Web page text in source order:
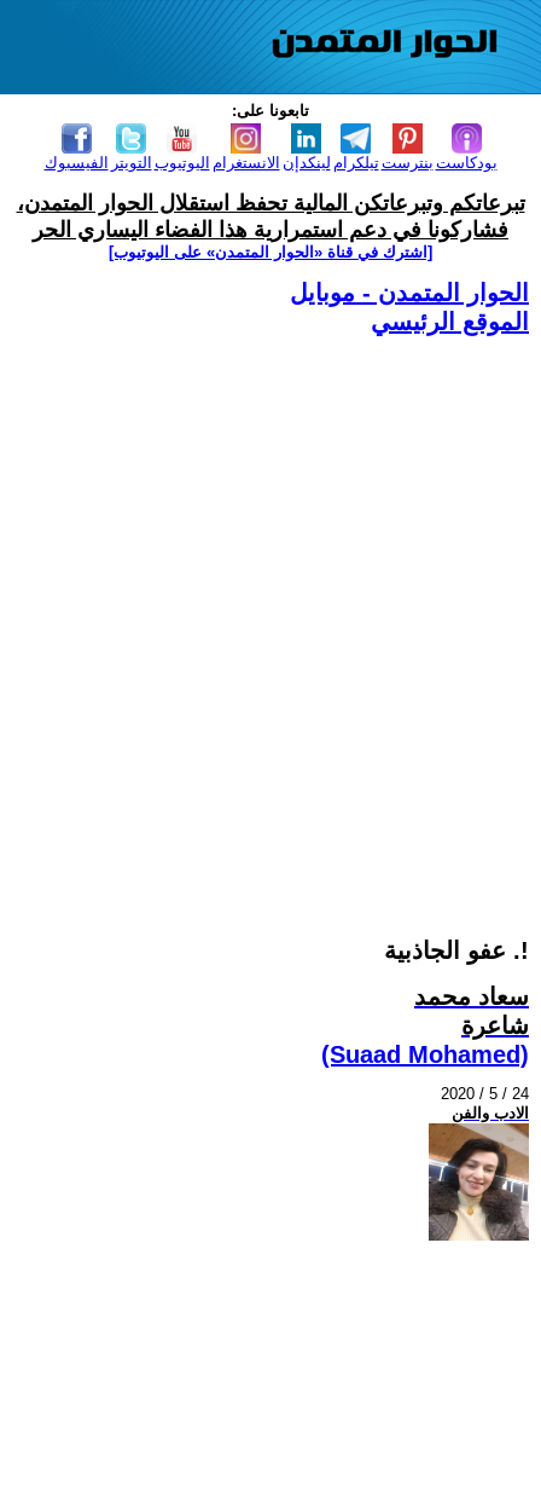
تابعونا على:
الفيسبوك التويتر اليوتيوب الانستغرام لينكدإن تيلكرامبنترست بودكاست
تبرعاتكم وتبرعاتكن المالية تحفظ استقلال الحوار المتمدن،
فشاركونا في دعم استمرارية هذا الفضاء اليساري الحر
[اشترك في قناة ‫«الحوار المتمدن» على اليوتيوب]
الحوار المتمدن - موبايل
الموقع الرئيسي
عفو الجاذبية .!
سعاد محمد
شاعرة
(Suaad Mohamed)
2020 / 5 / 24
الادب والفن